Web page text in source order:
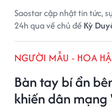
Saostar cập nhật tin tức,
24h qua về chủ đềKỳ
Bàn tay bí ẩn
khiến dân mạng
NGƯỜI MẪU - HOA